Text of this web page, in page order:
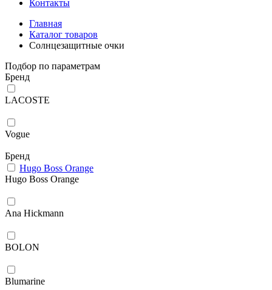
Контакты
Главная
Каталог товаров
Солнцезащитные очки
Подбор по параметрам
Бренд
LACOSTE
Vogue
Бренд
Hugo Boss Orange
Hugo Boss Orange
Ana Hickmann
BOLON
Blumarine